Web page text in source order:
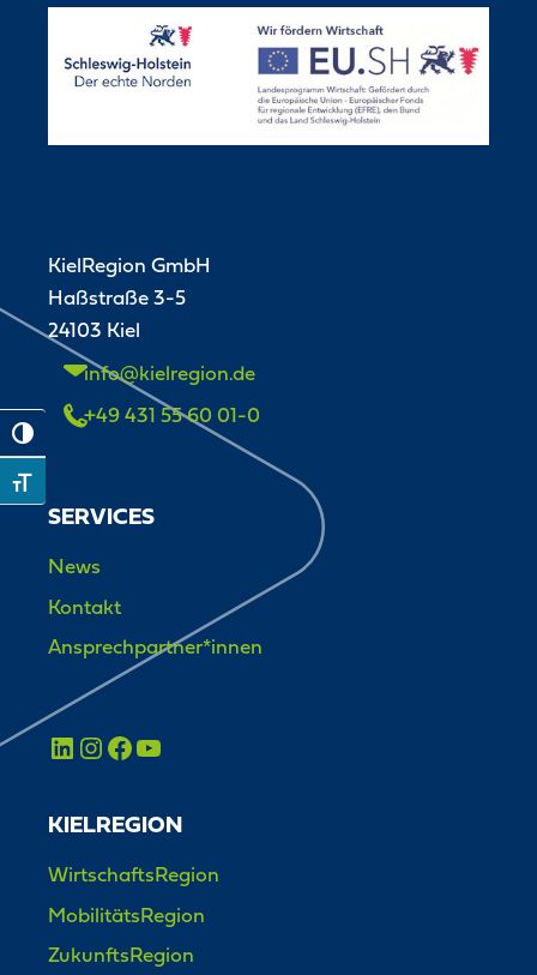
Toggle High Contrast
Toggle Font size
KielRegion GmbH
Haßstraße 3-5
24103 Kiel
info@kielregion.de
+49 431 55 60 01-0
SERVICES
News
Kontakt
Ansprechpartner*innen
KIELREGION
WirtschaftsRegion
MobilitätsRegion
ZukunftsRegion